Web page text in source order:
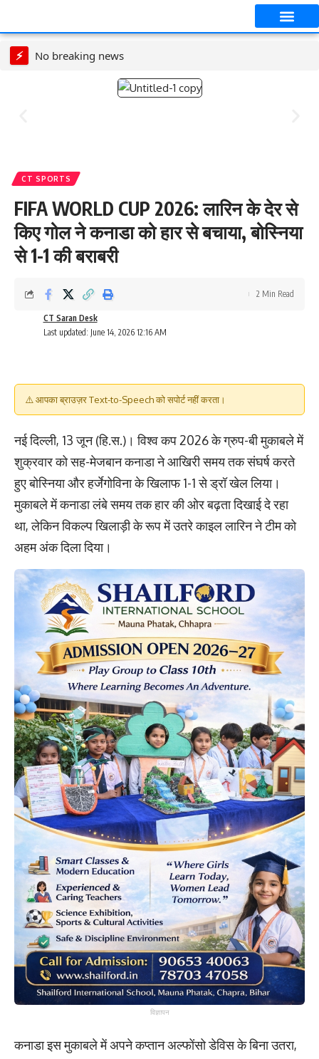
⚡ No breaking news
CT SPORTS
FIFA WORLD CUP 2026: लारिन के देर से
किए गोल ने कनाडा को हार से बचाया, बोस्निया
से 1-1 की बराबरी
Last updated: June 14, 2026 12:16 AM
CT Saran Desk
2 Min Read
⚠️ आपका ब्राउज़र Text-to-Speech को सपोर्ट नहीं करता।
नई दिल्ली, 13 जून (हि.स.)। विश्व कप 2026 के ग्रुप-बी मुकाबले में
शुक्रवार को सह-मेजबान कनाडा ने आखिरी समय तक संघर्ष करते
हुए बोस्निया और हर्जेगोविना के खिलाफ 1-1 से ड्रॉ खेल लिया।
मुकाबले में कनाडा लंबे समय तक हार की ओर बढ़ता दिखाई दे रहा
था, लेकिन विकल्प खिलाड़ी के रूप में उतरे काइल लारिन ने टीम को
अहम अंक दिला दिया।
विज्ञापन
कनाडा इस मुकाबले में अपने कप्तान अल्फोंसो डेविस के बिना उतरा,